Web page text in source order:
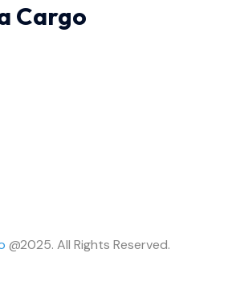
Cargo
@2025. All Rights Reserved.